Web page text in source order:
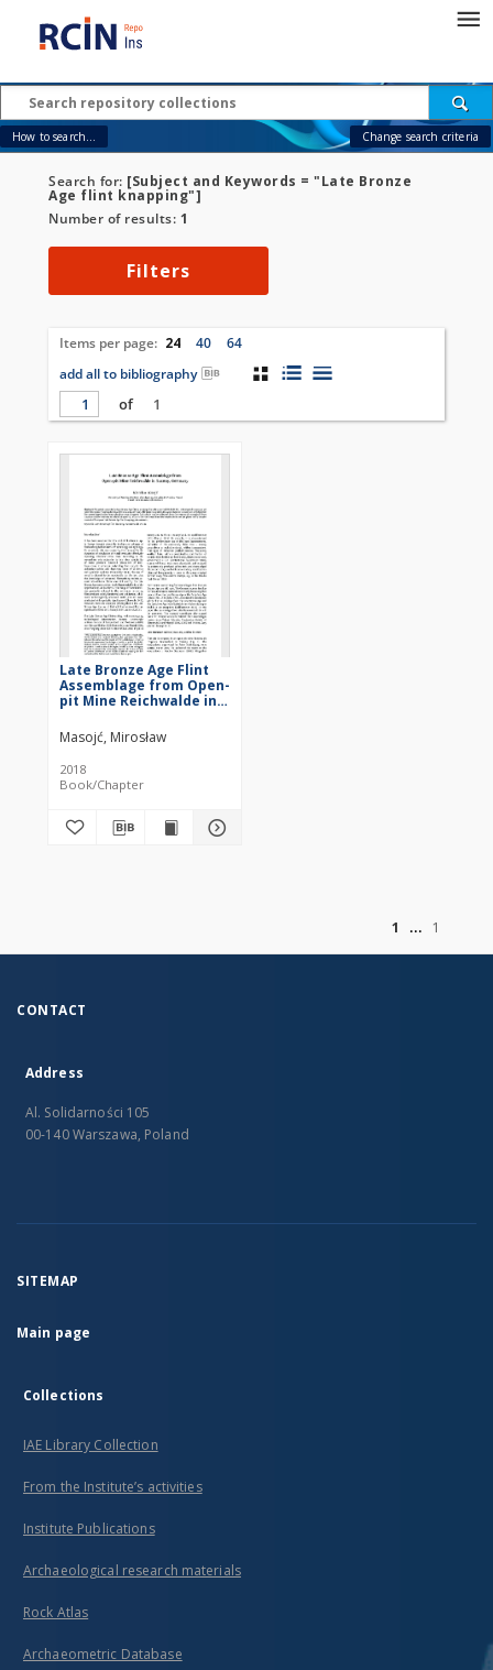
How to search... Change search criteria
Search for: [Subject and Keywords = "Late Bronze
Age flint knapping"]
Number of results: 1
Filters
Items per page: 24 40
64
add all to bibliography
of
1
Late Bronze Age Flint
Assemblage from Open-
pit Mine Reichwalde in
Masojć, Mirosław
2018
Book/Chapter
1
1
CONTACT
Address
Al. Solidarności 105
00-140 Warszawa, Poland
SITEMAP
Main page
Collections
IAE Library Collection
From the Institute’s activities
Institute Publications
Archaeological research materials
Rock Atlas
Archaeometric Database